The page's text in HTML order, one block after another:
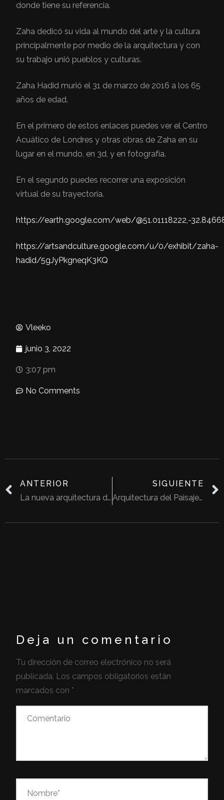
donde tiene su referencia.
Zaha dedicó su vida al mundo del arte y la cultura
principalmente por medio de la arquitectura y con
su trabajo unió pueblos y culturas.
Zaha Hadid murió el 31 de marzo de 2016 a los 65
años de edad.
En el primero de estos enlaces puedes ver el Centro
Acuático de Londres y otras obras de Zaha en su
lugar en el mundo, en 3d, y en fotografía.
En el segundo puedes recorrer una exposición
virtual de su trayectoria.
https://earth.google.com/web/@51.01118222,-
https://artsandculture.google.com/u/0/exhibit/zaha-
hadid/5gJyPkgneqK3KQ
Vleeko
junio 3, 2022
3:07 pm
No Comments
ANTERIOR
La nueva arquitectura de las iglesias
SIGUIENTE
Arquitectura del Paisaje ¿Qué es?
Deja un comentario
Tu dirección de correo electrónico no será
publicada. Los campos obligatorios están
marcados con *